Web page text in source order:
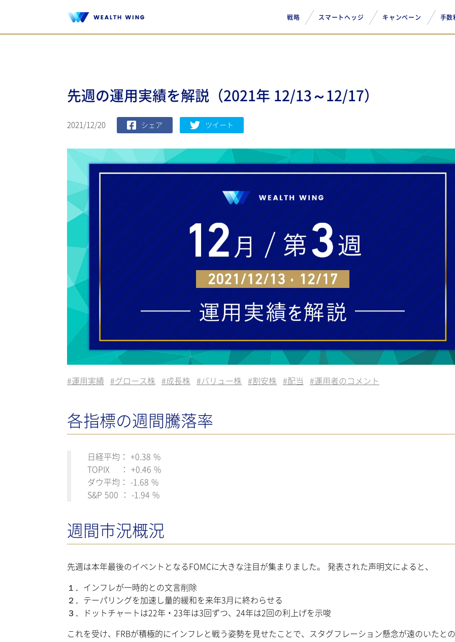
戦略 スマートヘッジ キャンペーン 手数
先週の運用実績を解説（2021年 12/13～12/17）
2021/12/20 シェア ツイート
#運用実績 #グロース株 #成長株 #バリュー株 #割安株 #配当 #運用者のコメント
各指標の週間騰落率
日経平均： +0.38 %
TOPIX ： +0.46 %
ダウ平均： -1.68 %
S&P 500 ： -1.94 %
週間市況概況
先週は本年最後のイベントとなるFOMCに大きな注目が集まりました。 発表された声明文によると、
１．インフレが一時的との文言削除
２．テーパリングを加速し量的緩和を来年3月に終わらせる
３．ドットチャートは22年・23年は3回ずつ、24年は2回の利上げを示唆
これを受け、FRBが積極的にインフレと戦う姿勢を見せたことで、スタグフレーション懸念が遠のいたと